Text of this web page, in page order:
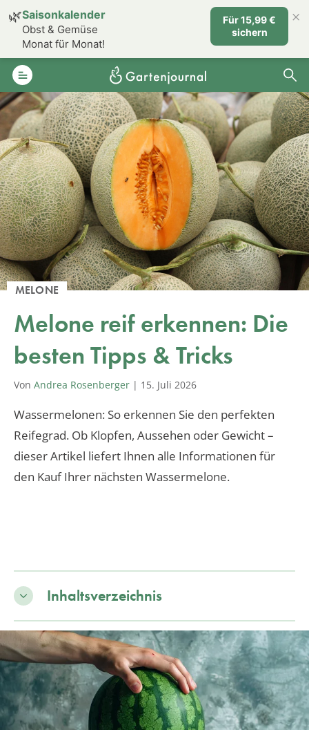
MELONE
Melone reif erkennen: Die
besten Tipps & Tricks
Von Andrea Rosenberger | 15. Juli 2026
Wassermelonen: So erkennen Sie den perfekten
Reifegrad. Ob Klopfen, Aussehen oder Gewicht –
dieser Artikel liefert Ihnen alle Informationen für
den Kauf Ihrer nächsten Wassermelone.
Inhaltsverzeichnis
🌿Saisonkalender
Obst & Gemüse
Monat für Monat!
Für 15,99 €
sichern
×